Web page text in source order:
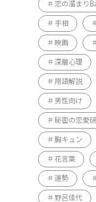
恋の溜まり
手相
映画
深層心理
用語解説
男性向け
秘密の恋愛
胸キュン
花言葉
運勢
野呂佳代